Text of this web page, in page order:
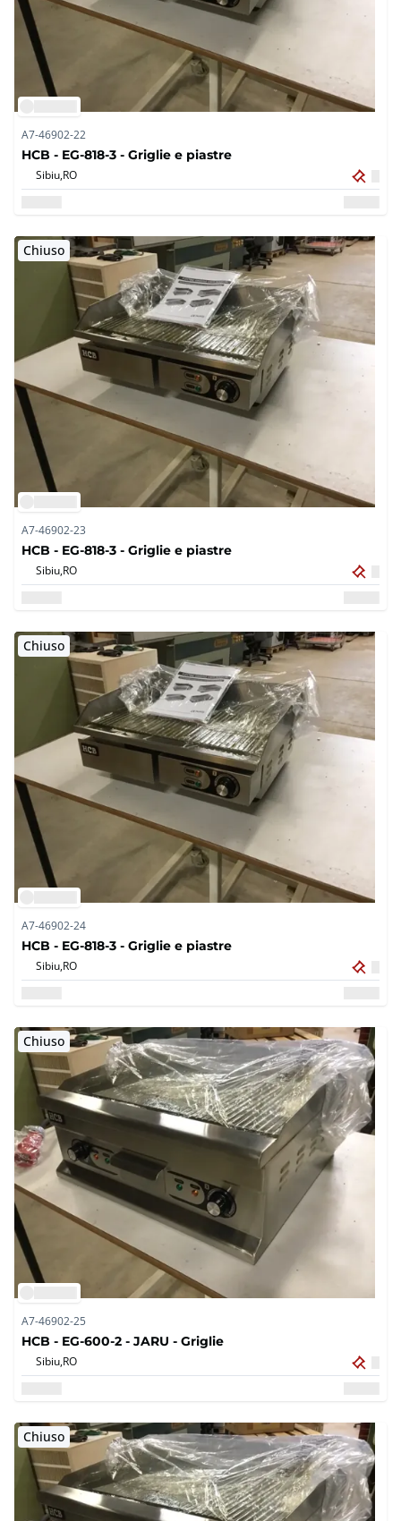
A7-46902-22
HCB - EG-818-3 - Griglie e piastre
Sibiu,RO
Chiuso
A7-46902-23
HCB - EG-818-3 - Griglie e piastre
Sibiu,RO
Chiuso
A7-46902-24
HCB - EG-818-3 - Griglie e piastre
Sibiu,RO
Chiuso
A7-46902-25
HCB - EG-600-2 - JARU - Griglie
Sibiu,RO
Chiuso